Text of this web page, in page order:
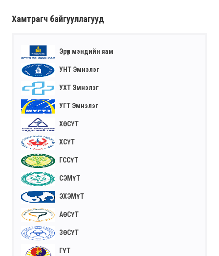
Хамтрагч байгууллагууд
Эрүүл мэндийн яам
УНТ Эмнэлэг
УХТ Эмнэлэг
УГТ Эмнэлэг
ХӨСҮТ
ХСҮТ
ГССҮТ
СЭМҮТ
ЭХЭМҮТ
АӨСҮТ
ЗӨСҮТ
ГҮТ